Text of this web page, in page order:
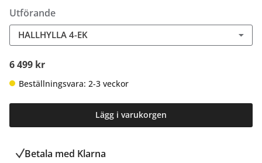
Utförande
HALLHYLLA 4-EK
6 499 kr
Beställningsvara: 2-3 veckor
Lägg i varukorgen
Betala med Klarna